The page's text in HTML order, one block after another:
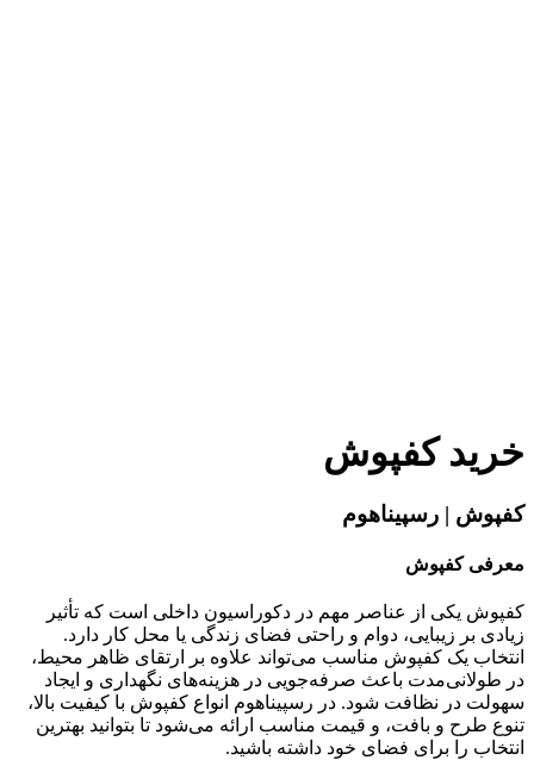
خرید کفپوش
کفپوش | رسپیناهوم
معرفی کفپوش
کفپوش یکی از عناصر مهم در دکوراسیون داخلی است که تأثیر
زیادی بر زیبایی، دوام و راحتی فضای زندگی یا محل کار دارد.
انتخاب یک کفپوش مناسب می‌تواند علاوه بر ارتقای ظاهر محیط،
در طولانی‌مدت باعث صرفه‌جویی در هزینه‌های نگهداری و ایجاد
سهولت در نظافت شود. در رسپیناهوم انواع کفپوش با کیفیت بالا،
تنوع طرح و بافت، و قیمت مناسب ارائه می‌شود تا بتوانید بهترین
انتخاب را برای فضای خود داشته باشید.